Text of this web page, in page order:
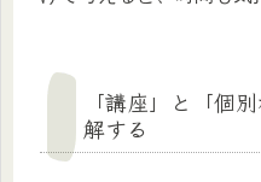
「講座」と「個
解する